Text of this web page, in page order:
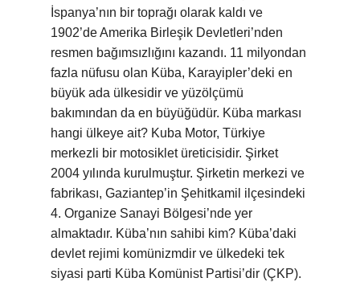
İspanya’nın bir toprağı olarak kaldı ve
1902’de Amerika Birleşik Devletleri’nden
resmen bağımsızlığını kazandı. 11 milyondan
fazla nüfusu olan Küba, Karayipler’deki en
büyük ada ülkesidir ve yüzölçümü
bakımından da en büyüğüdür. Küba markası
hangi ülkeye ait? Kuba Motor, Türkiye
merkezli bir motosiklet üreticisidir. Şirket
2004 yılında kurulmuştur. Şirketin merkezi ve
fabrikası, Gaziantep’in Şehitkamil ilçesindeki
4. Organize Sanayi Bölgesi’nde yer
almaktadır. Küba’nın sahibi kim? Küba’daki
devlet rejimi komünizmdir ve ülkedeki tek
siyasi parti Küba Komünist Partisi’dir (ÇKP).